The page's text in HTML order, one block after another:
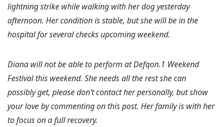
lightning strike while walking with her dog yesterday
afternoon. Her condition is stable, but she will be in the
hospital for several checks upcoming weekend.
Diana will not be able to perform at Defqon.1 Weekend
Festival this weekend. She needs all the rest she can
possibly get, please don’t contact her personally, but show
your love by commenting on this post. Her family is with her
to focus on a full recovery.